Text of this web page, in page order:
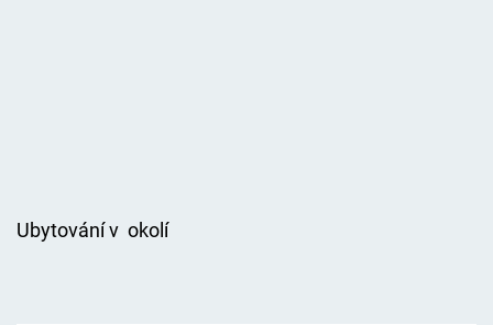
Ubytování v okolí